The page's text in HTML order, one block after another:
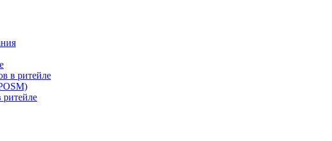
в ритейле